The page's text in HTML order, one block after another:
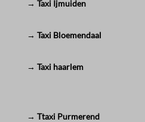
→ Taxi Ijmuiden
→ Taxi Bloemendaal
→ Taxi haarlem
→ Ttaxi Purmerend